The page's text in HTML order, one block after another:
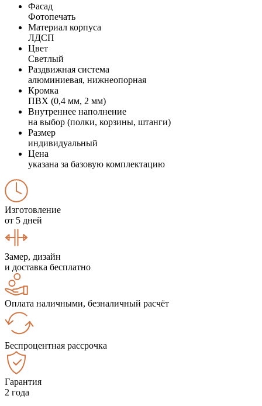
Фасад
Фотопечать
Материал корпуса
ЛДСП
Цвет
Светлый
Раздвижная система
алюминиевая, нижнеопорная
Кромка
ПВХ (0,4 мм, 2 мм)
Внутреннее наполнение
на выбор (полки, корзины, штанги)
Размер
индивидуальный
Цена
указана за базовую комплектацию
Изготовление
от 5 дней
Замер, дизайн
и доставка бесплатно
Оплата наличными, безналичный расчёт
Беспроцентная рассрочка
Гарантия
2 года